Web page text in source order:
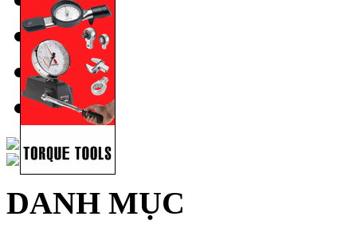
DANH MỤC